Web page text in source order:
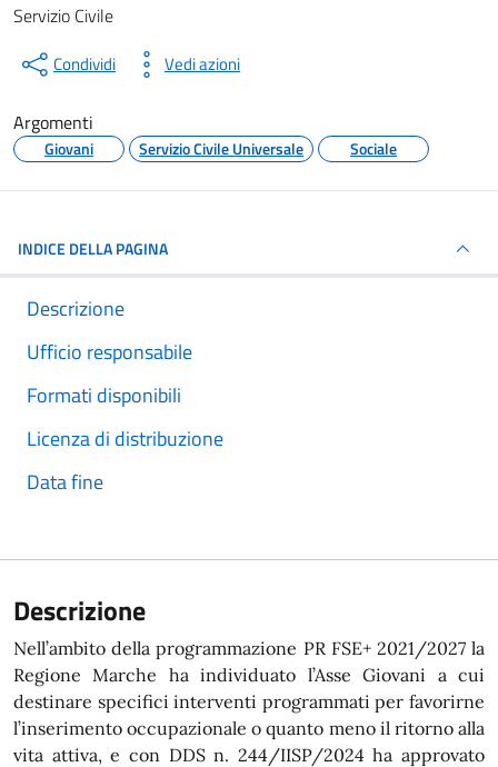
Dettagli del documento
Servizio Civile
Condividi Vedi azioni
Argomenti
Giovani Servizio Civile Universale Sociale
INDICE DELLA PAGINA
Descrizione
Ufficio responsabile
Formati disponibili
Licenza di distribuzione
Data fine
Descrizione
Nell’ambito della programmazione PR FSE+ 2021/2027 la
Regione Marche ha individuato l’Asse Giovani a cui
destinare specifici interventi programmati per favorirne
l’inserimento occupazionale o quanto meno il ritorno alla
vita attiva, e con DDS n. 244/IISP/2024 ha approvato